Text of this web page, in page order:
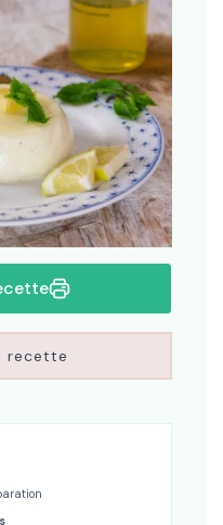
recette